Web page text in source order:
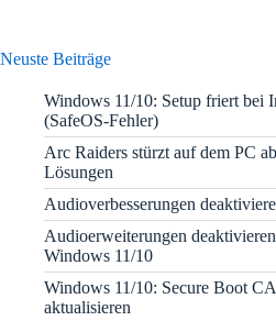
Neuste Beiträge
Windows 11/10: Setup friert bei
(SafeOS-Fehler)
Arc Raiders stürzt auf dem PC
Lösungen
Audioverbesserungen
Audioerweiterungen
Windows 11/10
Windows 11/10: Secure Boot
aktualisieren